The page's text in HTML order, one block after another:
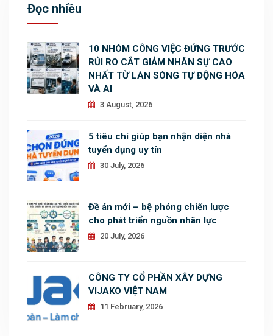
Đọc nhiều
10 NHÓM CÔNG VIỆC ĐỨNG TRƯỚC
RỦI RO CẮT GIẢM NHÂN SỰ CAO
NHẤT TỪ LÀN SÓNG TỰ ĐỘNG HÓA
VÀ AI
3 August, 2026
5 tiêu chí giúp bạn nhận diện nhà
tuyển dụng uy tín
30 July, 2026
Đề án mới – bệ phóng chiến lược
cho phát triển nguồn nhân lực
20 July, 2026
CÔNG TY CỔ PHẦN XÂY DỰNG
VIJAKO VIỆT NAM
11 February, 2026